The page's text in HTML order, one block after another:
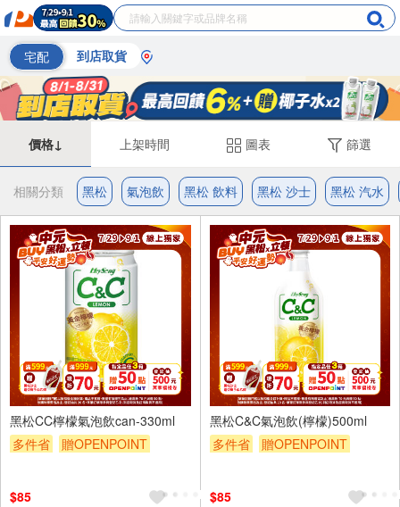
宅配 到店取貨
價格↓ 上架時間 圖表 篩選
相關分類 黑松 氣泡飲 黑松 飲料 黑松 沙士 黑松 汽水
6入
黑松CC檸檬氣泡飲can-330ml
多件省
贈OPENPOINT
$85
4入
黑松C&C氣泡飲(檸檬)500ml
多件省
贈OPENPOINT
$85